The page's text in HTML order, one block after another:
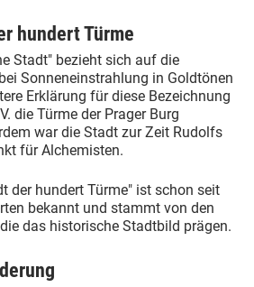
hundert Türme
Stadt" bezieht sich auf die
Sonneneinstrahlung in Goldtönen
Erklärung für diese Bezeichnung
die Türme der Prager Burg
war die Stadt zur Zeit Rudolfs
für Alchemisten.
der hundert Türme" ist schon seit
bekannt und stammt von den
das historische Stadtbild prägen.